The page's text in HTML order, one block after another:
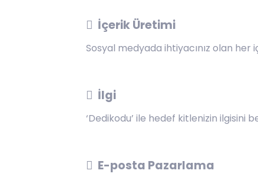
İçerik Üretimi
Sosyal medyada ihtiyacınız olan her
İlgi
‘Dedikodu’ ile hedef kitlenizin ilgisini
E-posta Pazarlama